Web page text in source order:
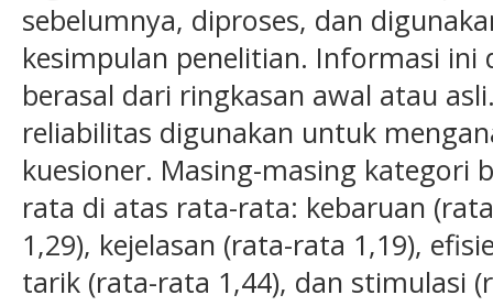
sebelumnya, diproses, dan
kesimpulan penelitian. Informasi ini
berasal dari ringkasan awal atau
reliabilitas digunakan untuk
kuesioner. Masing-masing kategori
rata di atas rata-rata: kebaruan
1,29), kejelasan (rata-rata 1,19),
tarik (rata-rata 1,44), dan stimulasi